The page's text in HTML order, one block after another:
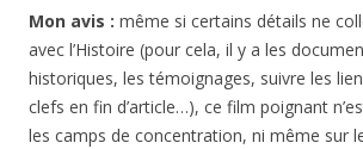
Mon avis : même si certains détails ne
avec l’Histoire (pour cela, il y a les
historiques, les témoignages, suivre les
clefs en fin d’article…), ce film poignant
les camps de concentration, ni même sur